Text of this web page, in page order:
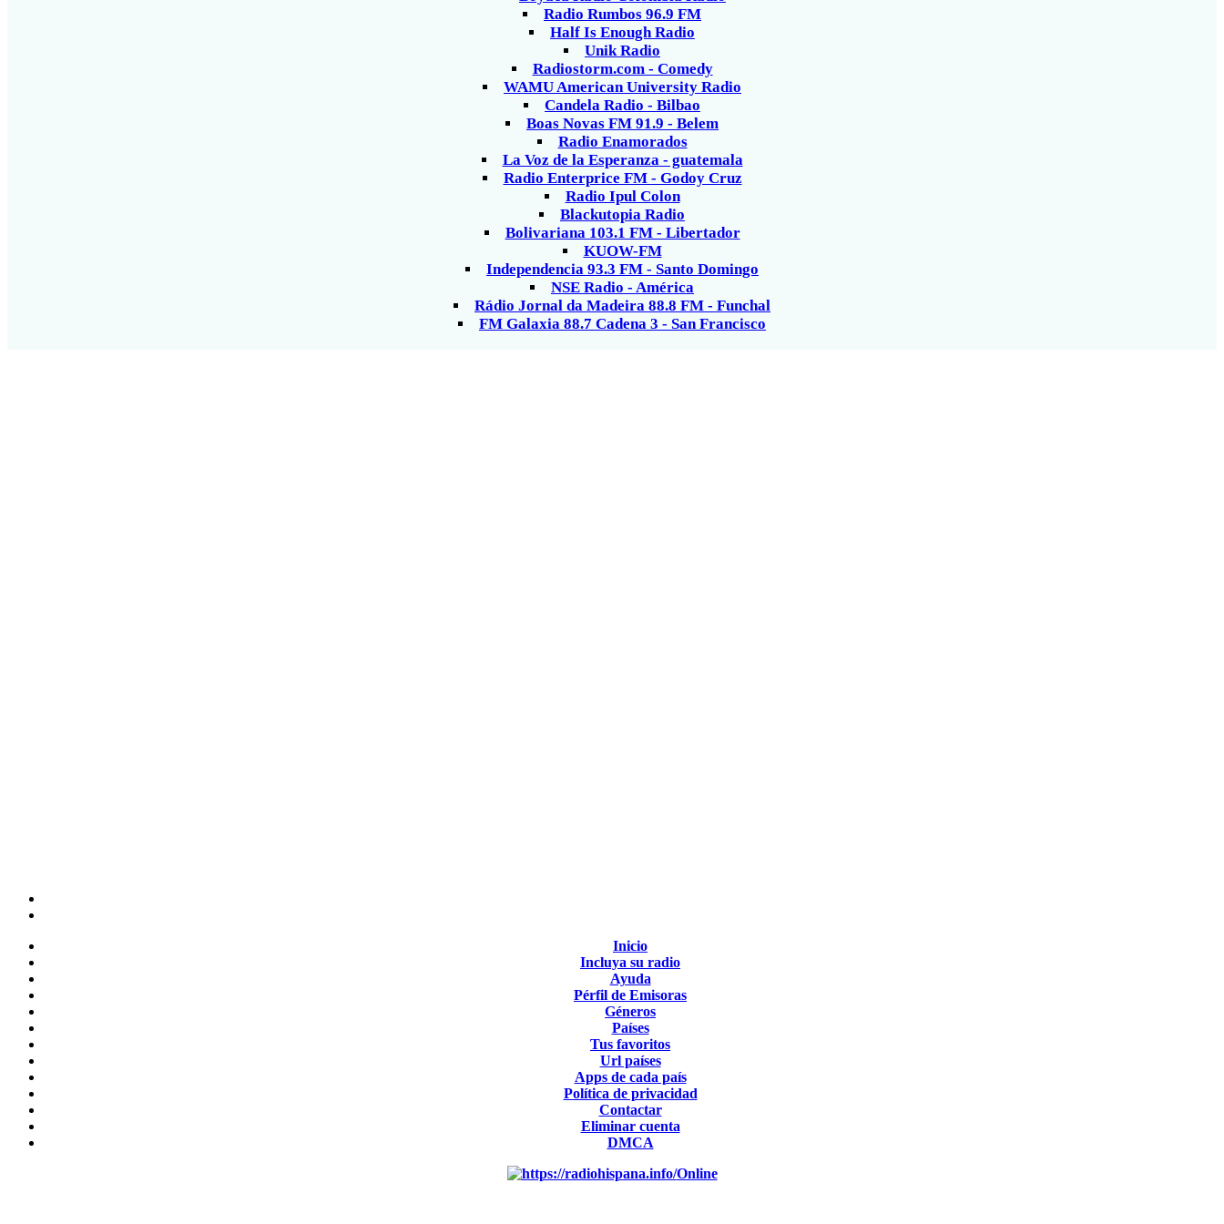
Radio Rumbos 96.9 FM
Half Is Enough Radio
Unik Radio
Radiostorm.com - Comedy
WAMU American University Radio
Candela Radio - Bilbao
Boas Novas FM 91.9 - Belem
Radio Enamorados
La Voz de la Esperanza - guatemala
Radio Enterprice FM - Godoy Cruz
Radio Ipul Colon
Blackutopia Radio
Bolivariana 103.1 FM - Libertador
KUOW-FM
Independencia 93.3 FM - Santo Domingo
NSE Radio - América
Rádio Jornal da Madeira 88.8 FM - Funchal
FM Galaxia 88.7 Cadena 3 - San Francisco
Inicio
Incluya su radio
Ayuda
Pérfil de Emisoras
Géneros
Países
Tus favoritos
Url países
Apps de cada país
Política de privacidad
Contactar
Eliminar cuenta
DMCA
Online